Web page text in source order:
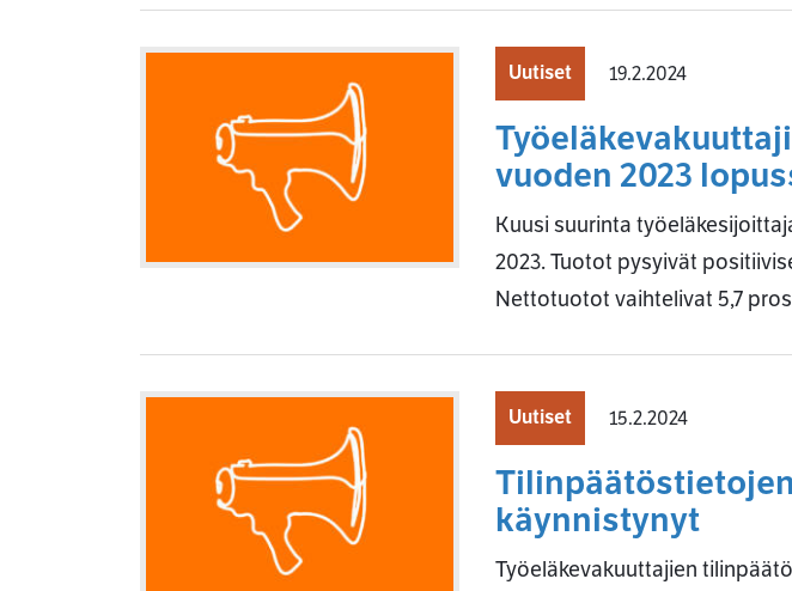
Uutiset 19.2.2024
vuoden 2023
Kuusi suurinta
2023. Tuotot pysyivät
Nettotuotot vaihtelivat 5,7
Uutiset 15.2.2024
käynnistynyt
Työeläkevakuuttajien